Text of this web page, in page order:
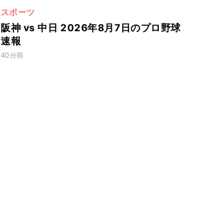
スポーツ
阪神 vs 中日 2026年8月7日のプロ野球
速報
40分前